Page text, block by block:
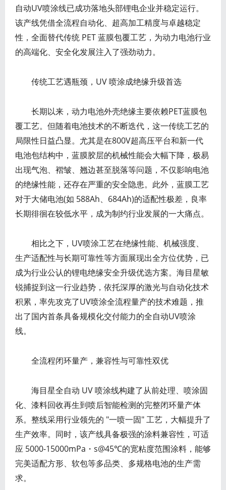
自动UV喷涂线已成功落地头部锂电企业并稳定运行。
该产线凭借全流程自动化、超高加工精度与卓越稳定
性，全面替代传统 PET 蓝膜包覆工艺，为动力电池行业
的高端化、安全化发展注入了强劲动力。
传统工艺遇瓶颈，UV 喷涂成绝缘升级首选
长期以来，动力电池外壳绝缘主要依赖PET蓝膜包
覆工艺。但随着电池技术的不断迭代，这一传统工艺的
局限性日益凸显。尤其是在800V超高压平台和新一代
电池包结构中，蓝膜胶层的机械性能会大幅下降，极易
出现气泡、褶皱、翘边甚至脱落等问题，不仅影响电池
的绝缘性能，还存在严重的安全隐患。此外，蓝膜工艺
对于大储电池(如 588Ah、684Ah)的适配性极差，良率
长期徘徊在较低水平，成为制约行业发展的一大痛点。
相比之下，UV喷涂工艺在绝缘性能、机械强度、
生产适配性与长期可靠性等方面展现出全方位优势，已
成为行业公认的锂电绝缘安全升级优选方案。海目星敏
锐捕捉到这一行业趋势，依托深厚的激光与自动化技术
积累，率先攻克了UV喷涂全流程量产的技术难题，推
出了国内首条具备规模化交付能力的全自动UV喷涂
线。
全流程闭环量产，兼容性与可靠性双优
海目星全自动 UV 喷涂线构建了从前处理、喷涂固
化、漆料回收再生到喷后智能检测的完整闭环量产体
系。整线采用行业领先的 "一喷一固" 工艺，大幅提升了
生产效率。同时，该产线具备极强的涂料兼容性，可适
应 5000-15000mPa・s@45℃的宽粘度范围涂料，能够
完美适配方形、软包等多品类、多规格电池的生产需
求。